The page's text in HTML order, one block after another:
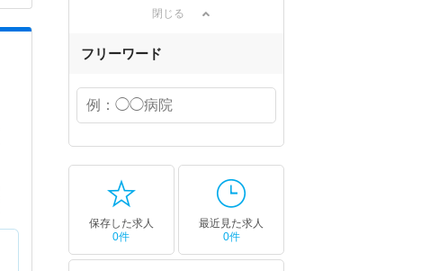
閉じる
フリーワード
保存した求人
0件
最近見た求人
0件